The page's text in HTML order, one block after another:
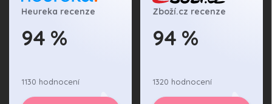
Heureka recenze
94 %
1130 hodnocení
Zboží.cz recenze
94 %
1320 hodnocení